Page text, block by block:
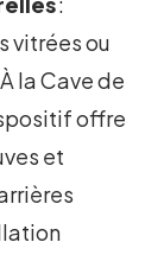
vitrées ou
la Cave de
offre
et